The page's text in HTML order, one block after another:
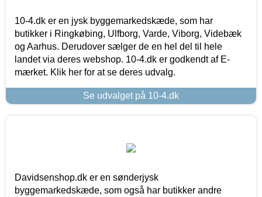
10-4.dk er en jysk byggemarkedskæde, som har
butikker i Ringkøbing, Ulfborg, Varde, Viborg, Videbæk
og Aarhus. Derudover sælger de en hel del til hele
landet via deres webshop. 10-4.dk er godkendt af E-
mærket. Klik her for at se deres udvalg.
Se udvalget på 10-4.dk
Davidsenshop.dk er en sønderjysk
byggemarkedskæde, som også har butikker andre